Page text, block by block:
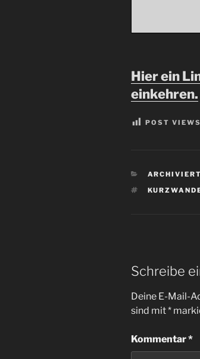
Hier ein
einkehren.
POST
Schreibe
Deine E-Mail-
sind mit*
Kommentar*